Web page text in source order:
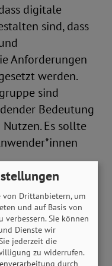
digitale
sind, dass
Anforderungen
werden.
sind
Bedeutung
Es sollte
informiert und
durch
der
von Drittanbietern, um
und auf Basis von
verbessern. Sie können
Dienste wir
jederzeit die
zu widerrufen.
durch